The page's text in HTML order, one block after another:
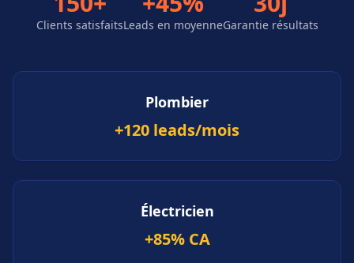
Clients satisfaitsLeads en moyenneGarantie résultats
Plombier
+120 leads/mois
Électricien
+85% CA